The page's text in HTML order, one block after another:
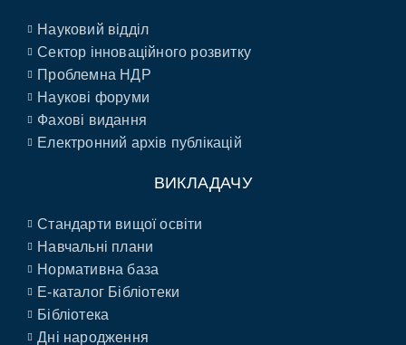
Науковий відділ
Сектор інноваційного розвитку
Проблемна НДР
Наукові форуми
Фахові видання
Електронний архів публікацій
ВИКЛАДАЧУ
Стандарти вищої освіти
Навчальні плани
Нормативна база
E-каталог Бібліотеки
Бібліотека
Дні народження